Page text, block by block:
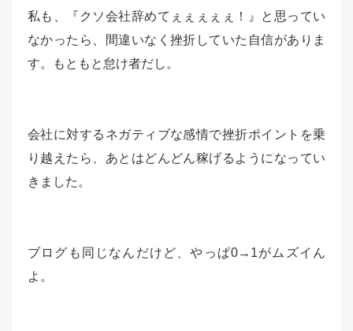
私も、『クソ会社辞めてぇぇぇぇぇ！』と思ってい
なかったら、間違いなく挫折していた自信がありま
す。もともと怠け者だし。
会社に対するネガティブな感情で挫折ポイントを乗
り越えたら、あとはどんどん稼げるようになってい
きました。
ブログも同じなんだけど、やっぱ0→1がムズイん
よ。